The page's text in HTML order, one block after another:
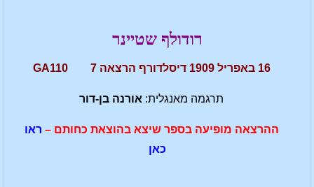
רודולף שטיינר
16 באפריל 1909 דיסלדורף הרצאה 7 GA110
תרגמה מאנגלית: אורנה בן-דור
ההרצאה מופיעה בספר שיצא בהוצאת כחותם – ראו
כאן